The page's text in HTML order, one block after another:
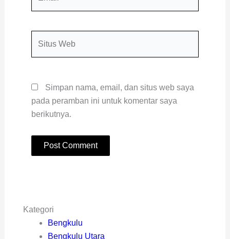
Simpan nama, email, dan situs web saya
pada peramban ini untuk komentar saya
berikutnya.
Kategori
Bengkulu
Bengkulu Utara